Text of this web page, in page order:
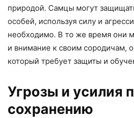
природой. Самцы могут
особей, используя силу и
необходимо. В то же время они
и внимание к своим сородичам,
который требует защиты и
Угрозы и усилия
сохранению